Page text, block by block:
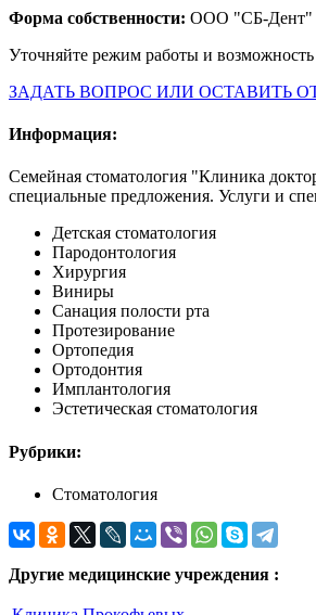
Форма собственности: ООО "СБ-Дент"
Уточняйте режим работы и
ЗАДАТЬ ВОПРОС ИЛИ ОСТАВИТЬ
Информация:
Семейная стоматология "Клиника
специальные предложения. Услуги и
Детская стоматология
Пародонтология
Хирургия
Виниры
Санация полости рта
Протезирование
Ортопедия
Ортодонтия
Имплантология
Эстетическая стоматология
Рубрики:
Стоматология
Другие медицинские учреждения :